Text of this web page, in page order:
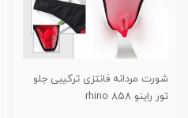
شورت مردانه فانتزی ترکیبی جلو
تور راینو 858 rhino